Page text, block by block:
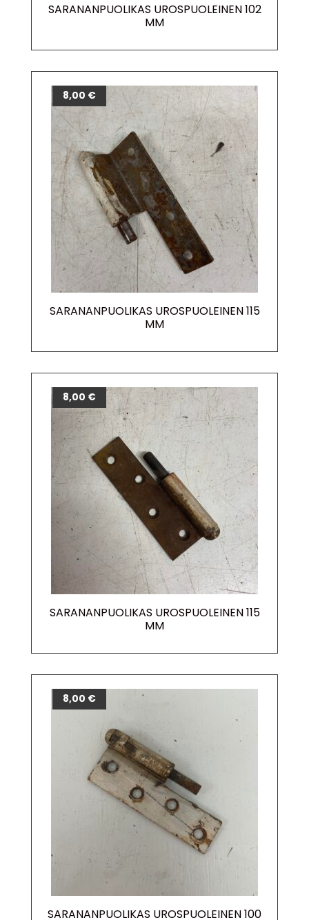
SARANANPUOLIKAS UROSPUOLEINEN 102
MM
SARANANPUOLIKAS UROSPUOLEINEN 115
MM
8,00 €
SARANANPUOLIKAS UROSPUOLEINEN 115
MM
8,00 €
SARANANPUOLIKAS UROSPUOLEINEN 100
8,00 €